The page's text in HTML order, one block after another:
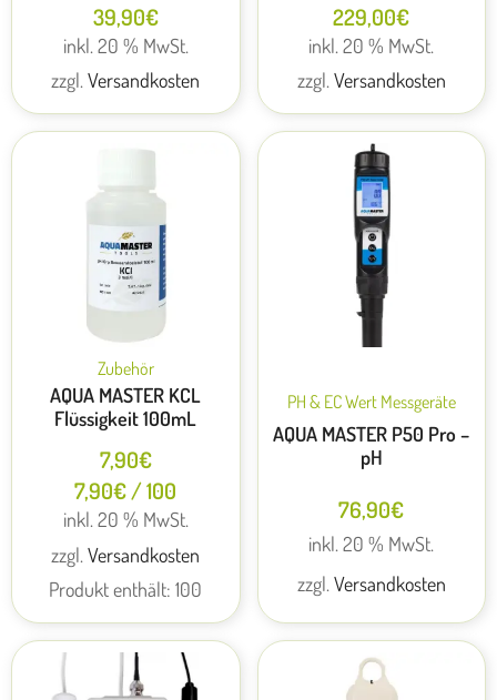
39,90€
inkl. 20 % MwSt.
zzgl.Versandkosten
229,00€
inkl. 20 % MwSt.
zzgl.Versandkosten
Zubehör
AQUA MASTER KCL
Flüssigkeit 100mL
7,90€
7,90€/100
inkl. 20 % MwSt.
zzgl.Versandkosten
Produkt enthält: 100
PH & EC Wert Messgeräte
AQUA MASTER P50 Pro –
pH
76,90€
inkl. 20 % MwSt.
zzgl.Versandkosten